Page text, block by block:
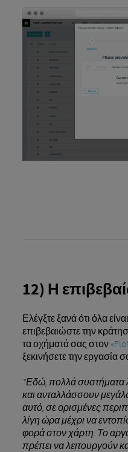
12) Η
Ελέγξτε ξανά ότι όλα
επιβεβαιώστε την
τα οχήματά σας στον
ξεκινήσετε την εργασία
*Εδώ, πολλά συστήματα
και ανταλλάσσουν
αυτό, σε ορισμένες
λίγη ώρα μέχρι να
φορά στον χάρτη. Το
πρέπει να λειτουργούν